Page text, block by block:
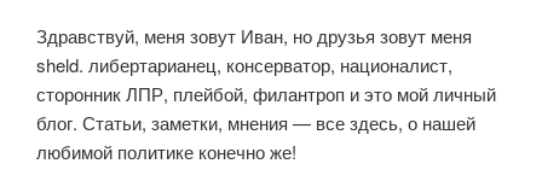
Здравствуй, меня зовут Иван, но друзья зовут меня
sheld. либертарианец, консерватор, националист,
сторонник ЛПР, плейбой, филантроп и это мой личный
блог. Статьи, заметки, мнения — все здесь, о нашей
любимой политике конечно же!